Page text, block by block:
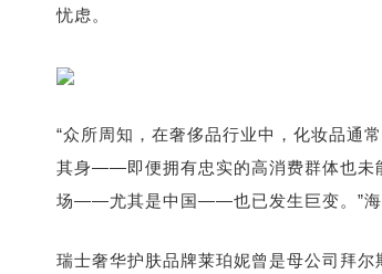
忧虑。
“众所周知，在奢侈品行业中，化妆品通
其身——即便拥有忠实的高消费群体也未
场——尤其是中国——也已发生巨变。”海
瑞士奢华护肤品牌莱珀妮曾是母公司拜